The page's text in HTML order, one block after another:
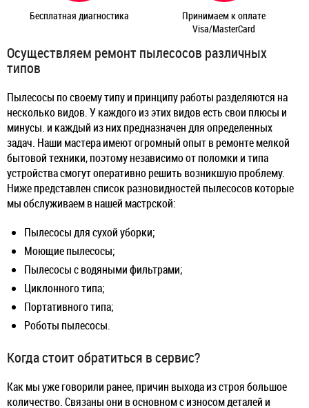
Бесплатная диагностика
Принимаем к оплате
Visa/MasterCard
Осуществляем ремонт пылесосов различных
типов
Пылесосы по своему типу и принципу работы разделяются на
несколько видов. У каждого из этих видов есть свои плюсы и
минусы. и каждый из них предназначен для определенных
задач. Наши мастера имеют огромный опыт в ремонте мелкой
бытовой техники, поэтому независимо от поломки и типа
устройства смогут оперативно решить возникшую проблему.
Ниже представлен список разновидностей пылесосов которые
мы обслуживаем в нашей мастрской:
Пылесосы для сухой уборки;
Моющие пылесосы;
Пылесосы с водяными фильтрами;
Циклонного типа;
Портативного типа;
Роботы пылесосы.
Когда стоит обратиться в сервис?
Как мы уже говорили ранее, причин выхода из строя большое
количество. Связаны они в основном с износом деталей и